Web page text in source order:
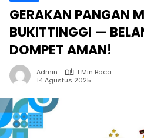
GERAKAN PANGAN
BUKITTINGGI —
DOMPET AMAN!
Admin
1 Min Baca
14 Agustus 2025